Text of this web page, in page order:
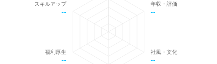
年収・評価
--
社風・文化
--
福利厚生
--
スキルアップ
--